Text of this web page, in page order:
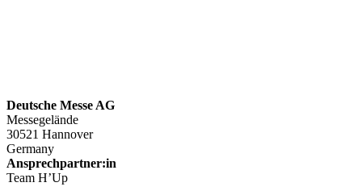
Deutsche Messe AG
Messegelände
30521 Hannover
Germany
Ansprechpartner:in
Team H’Up